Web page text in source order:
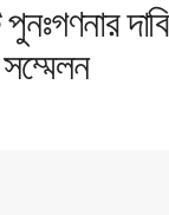
পুনঃগণনার